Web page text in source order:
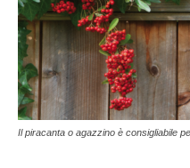
Il piracanta o agazzino è consigliabile